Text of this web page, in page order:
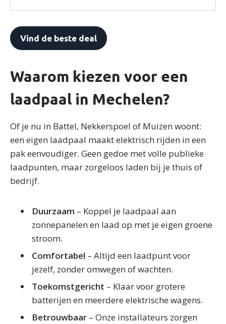
Vind de beste deal
Waarom kiezen voor een
laadpaal in Mechelen?
Of je nu in Battel, Nekkerspoel of Muizen woont:
een eigen laadpaal maakt elektrisch rijden in een
pak eenvoudiger. Geen gedoe met volle publieke
laadpunten, maar zorgeloos laden bij je thuis of
bedrijf.
Duurzaam – Koppel je laadpaal aan
zonnepanelen en laad op met je eigen groene
stroom.
Comfortabel – Altijd een laadpunt voor
jezelf, zonder omwegen of wachten.
Toekomstgericht – Klaar voor grotere
batterijen en meerdere elektrische wagens.
Betrouwbaar – Onze installateurs zorgen